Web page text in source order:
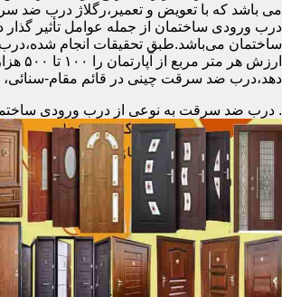
می باشد که با تعویض و تعمیر،رگلاژ درب ضد
درب ورودی ساختمان از جمله عوامل تأثیر
ساختمان می‌باشد.طبق تحقیقات انجام
ارزش هر
دهد،درب ضد سرقت چینی در قائم مقام-سنائی،
. درب ضد سرقت به نوعی از درب ورودی